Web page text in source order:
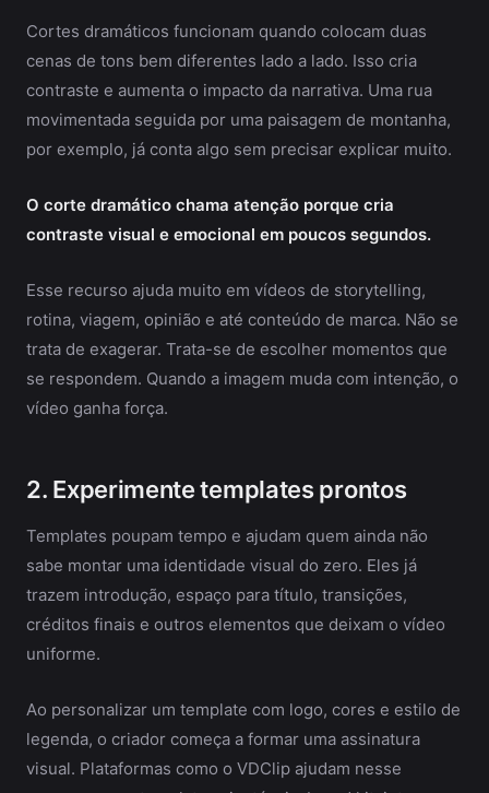
Cortes dramáticos funcionam quando colocam duas
cenas de tons bem diferentes lado a lado. Isso cria
contraste e aumenta o impacto da narrativa. Uma rua
movimentada seguida por uma paisagem de montanha,
por exemplo, já conta algo sem precisar explicar muito.
O corte dramático chama atenção porque cria
contraste visual e emocional em poucos segundos.
Esse recurso ajuda muito em vídeos de storytelling,
rotina, viagem, opinião e até conteúdo de marca. Não se
trata de exagerar. Trata-se de escolher momentos que
se respondem. Quando a imagem muda com intenção, o
vídeo ganha força.
2. Experimente templates prontos
Templates poupam tempo e ajudam quem ainda não
sabe montar uma identidade visual do zero. Eles já
trazem introdução, espaço para título, transições,
créditos finais e outros elementos que deixam o vídeo
uniforme.
Ao personalizar um template com logo, cores e estilo de
legenda, o criador começa a formar uma assinatura
visual. Plataformas como o VDClip ajudam nesse